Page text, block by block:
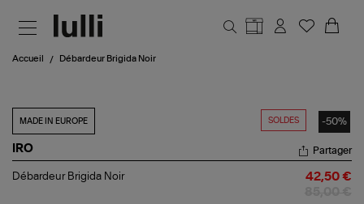
Accueil Débardeur Brigida Noir
SOLDES -50%
MADE IN EUROPE
IRO
Débardeur
Partager
Débardeur Brigida Noir 42,50 €